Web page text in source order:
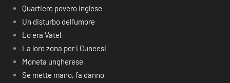
Quartiere povero inglese
Un disturbo dell’umore
Lo era Vatel
La loro zona per i Cuneesi
Moneta ungherese
Se mette mano, fa danno